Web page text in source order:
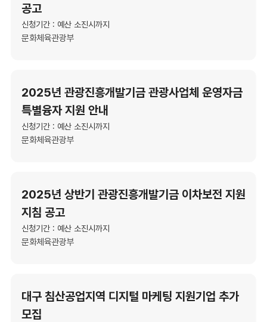
공고
신청기간 : 예산 소진시까지
문화체육관광부
2025년 관광진흥개발기금 관광사업체 운영자금
특별융자 지원 안내
신청기간 : 예산 소진시까지
문화체육관광부
2025년 상반기 관광진흥개발기금 이차보전 지원
지침 공고
신청기간 : 예산 소진시까지
문화체육관광부
대구 침산공업지역 디지털 마케팅 지원기업 추가
모집